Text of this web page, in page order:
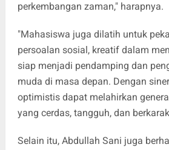
perkembangan zaman," harapnya.
"Mahasiswa juga dilatih untuk
persoalan sosial, kreatif dalam
siap menjadi pendamping dan
muda di masa depan. Dengan
optimistis dapat melahirkan
yang cerdas, tangguh, dan
Selain itu, Abdullah Sani juga